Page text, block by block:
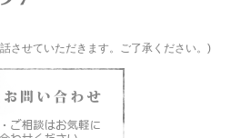
させていただきます。ご了承ください。)